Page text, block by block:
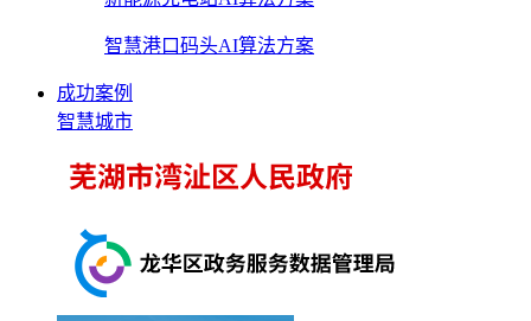
智慧港口码头AI算法方案
成功案例
智慧城市